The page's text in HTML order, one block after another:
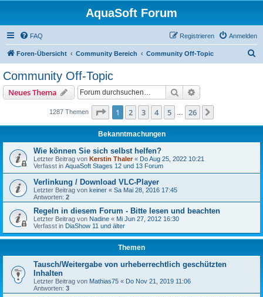
AquaSoft Forum
FAQ Anmelden
Registrieren
Foren-Übersicht Community Bereich Community Off-Topic
Community Off-Topic
Neues Thema Suche
1287 Themen Seite 1von 26
1 2 3 4 5 26
Bekanntmachungen
Wie können Sie sich selbst helfen?
Letzter Beitrag von Kerstin Thaler« Do Aug 25, 2022 10:21
Verfasst in AquaSoft Stages 12 und 13 Forum
Verlinkung / Download VLC-Player
Letzter Beitrag von keiner « Sa Mai 28, 2016 17:45
Antworten: 2
Regeln in diesem Forum - Bitte lesen und beachten
Letzter Beitrag von Nadine « Mi Jun 27, 2012 16:30
Verfasst in DiaShow 11 und älter
Themen
Tausch/Weitergabe von urheberrechtlich geschützten
Inhalten
Letzter Beitrag von Mathias75 « Do Nov 21, 2019 11:06
Antworten: 3